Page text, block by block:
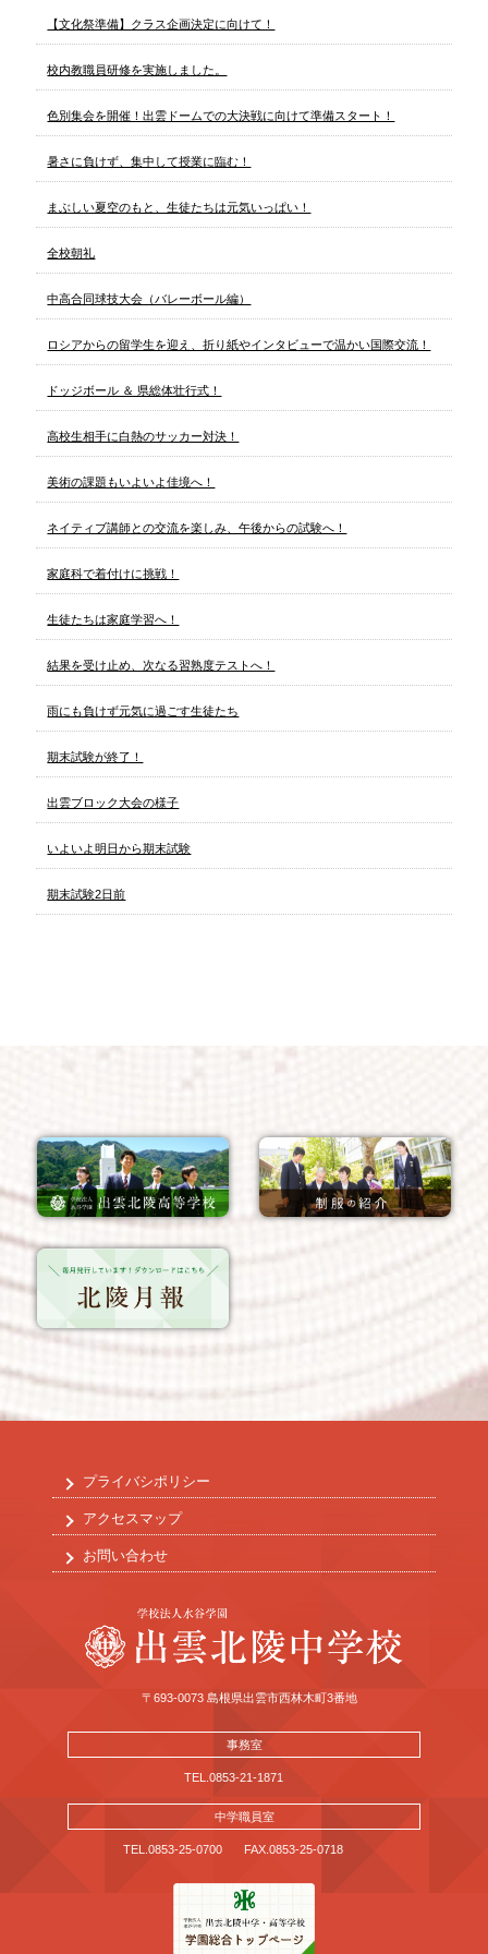
【文化祭準備】クラス企画決定に向けて！
校内教職員研修を実施しました。
色別集会を開催！出雲ドームでの大決戦に向けて準備スタート！
暑さに負けず、集中して授業に臨む！
まぶしい夏空のもと、生徒たちは元気いっぱい！
全校朝礼
中高合同球技大会（バレーボール編）
ロシアからの留学生を迎え、折り紙やインタビューで温かい国際交流！
ドッジボール ＆ 県総体壮行式！
高校生相手に白熱のサッカー対決！
美術の課題もいよいよ佳境へ！
ネイティブ講師との交流を楽しみ、午後からの試験へ！
家庭科で着付けに挑戦！
生徒たちは家庭学習へ！
結果を受け止め、次なる習熟度テストへ！
雨にも負けず元気に過ごす生徒たち
期末試験が終了！
出雲ブロック大会の様子
いよいよ明日から期末試験
期末試験2日前
プライバシポリシー
アクセスマップ
お問い合わせ
〒693-0073 島根県出雲市西林木町3番地
事務室
TEL.0853-21-1871
中学職員室
TEL.0853-25-0700 FAX.0853-25-0718